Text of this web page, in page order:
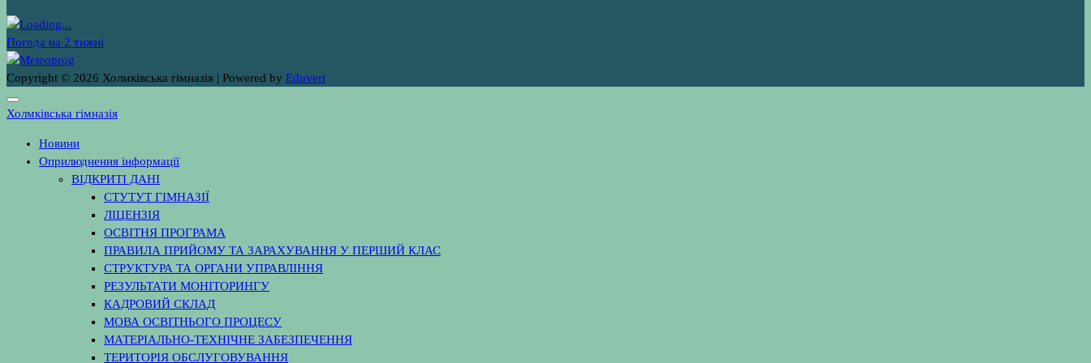
Погода на 2 тижні
Copyright © 2026 Холмківська гімназія | Powered by Eduvert
Холмківська гімназія
Новини
Оприлюднення інформації
ВІДКРИТІ ДАНІ
СТУТУТ ГІМНАЗІЇ
ЛІЦЕНЗІЯ
ОСВІТНЯ ПРОГРАМА
ПРАВИЛА ПРИЙОМУ ТА ЗАРАХУВАННЯ У ПЕРШИЙ КЛАС
СТРУКТУРА ТА ОРГАНИ УПРАВЛІННЯ
РЕЗУЛЬТАТИ МОНІТОРИНГУ
КАДРОВИЙ СКЛАД
МОВА ОСВІТНЬОГО ПРОЦЕСУ
МАТЕРІАЛЬНО-ТЕХНІЧНЕ ЗАБЕЗПЕЧЕННЯ
ТЕРИТОРІЯ ОБСЛУГОВУВАННЯ